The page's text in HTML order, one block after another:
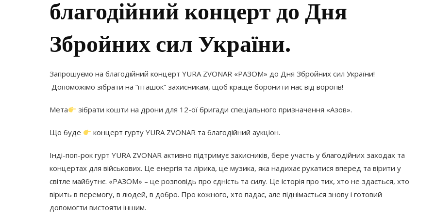
благодійний концерт до Дня
Збройних сил України.
Запрошуємо на благодійний концерт YURA ZVONAR «РАЗОМ» до Дня Збройних сил України!
Допоможімо зібрати на “пташок” захисникам, щоб краще боронити нас від ворогів!
Мета зібрати кошти на дрони для 12-ої бригади спеціального призначення «Азов».
Що буде концерт гурту YURA ZVONAR та благодійний аукціон.
Інді-поп-рок гурт YURA ZVONAR активно підтримує захисників, бере участь у благодійних заходах та
концертах для військових. Це енергія та лірика, це музика, яка надихає рухатися вперед та вірити у
світле майбутнє. «РАЗОМ» – це розповідь про єдність та силу. Це історія про тих, хто не здається, хто
вірить в перемогу, в людей, в добро. Про кожного, хто падає, але піднімається знову і готовий
допомогти вистояти іншим.